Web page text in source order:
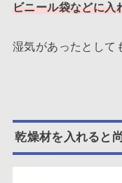
ビニール袋などに入
湿気があったとして
乾燥材を入れると尚